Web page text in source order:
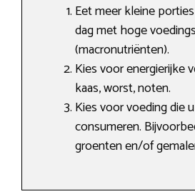
Eet meer kleine
dag met hoge
(macronutriënten).
Kies voor energierijke
kaas, worst, noten.
Kies voor voeding die
consumeren.
groenten en/of